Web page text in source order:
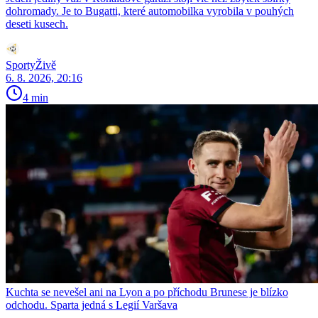
dohromady. Je to Bugatti, které automobilka vyrobila v pouhých
deseti kusech.
SportyŽivě
6. 8. 2026, 20:16
4 min
Kuchta se nevešel ani na Lyon a po příchodu Brunese je blízko
odchodu. Sparta jedná s Legií Varšava